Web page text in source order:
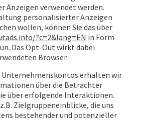
Anzeigen verwendet werden.
personalisierter Anzeigen
wollen, können Sie das über
?c=2&lang=EN in Form
Das Opt-Out wirkt dabei
Browser.
Unternehmenskontos erhalten wir
über die Betrachter
über erfolgende Interaktionen.
Zielgruppeneinblicke, die uns
bestehender und potenzieller